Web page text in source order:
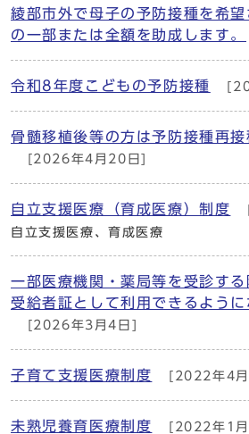
綾部市外で母子の予防接種を希
の一部または全額を助成します。
令和8年度こどもの予防接種
骨髄移植後等の方は予防接種再
[2026年4月20日]
自立支援医療（育成医療）制度
自立支援医療、育成医療
一部医療機関・薬局等を受診す
受給者証として利用できるように
[2026年3月4日]
子育て支援医療制度 [2022年4
未熟児養育医療制度 [2022年1